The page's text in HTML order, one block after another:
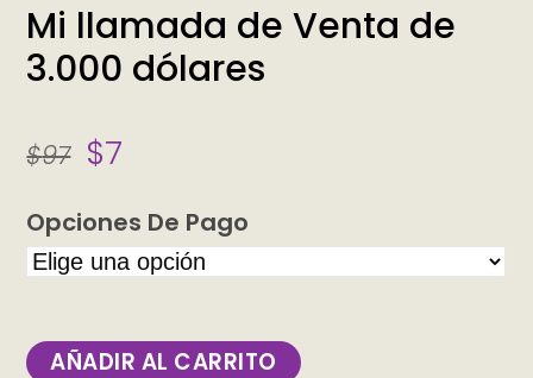
Mi llamada de Venta de
3.000 dólares
$97 $7
Opciones De Pago
AÑADIR AL CARRITO